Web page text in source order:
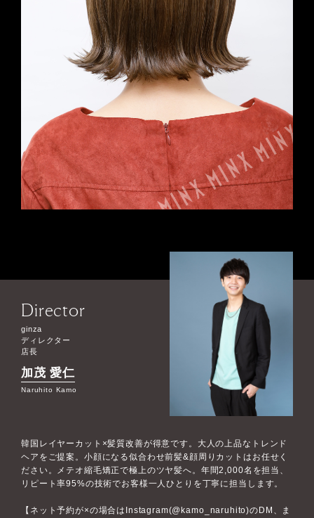
Director
ginza
ディレクター
店長
加茂 愛仁
Naruhito Kamo
韓国レイヤーカット×髪質改善が得意です。大人の上品なトレンド
ヘアをご提案。小顔になる似合わせ前髪&顔周りカットはお任せく
ださい。メテオ縮毛矯正で極上のツヤ髪へ。年間2,000名を担当、
リピート率95%の技術でお客様一人ひとりを丁寧に担当します。
【ネット予約が×の場合はInstagram(@kamo_naruhito)のDM、ま